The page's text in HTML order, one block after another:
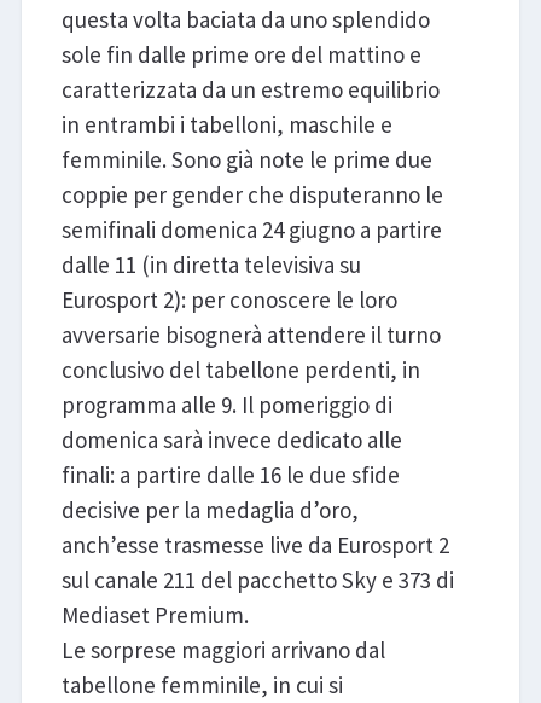
questa volta baciata da uno splendido
sole fin dalle prime ore del mattino e
caratterizzata da un estremo equilibrio
in entrambi i tabelloni, maschile e
femminile. Sono già note le prime due
coppie per gender che disputeranno le
semifinali domenica 24 giugno a partire
dalle 11 (in diretta televisiva su
Eurosport 2): per conoscere le loro
avversarie bisognerà attendere il turno
conclusivo del tabellone perdenti, in
programma alle 9. Il pomeriggio di
domenica sarà invece dedicato alle
finali: a partire dalle 16 le due sfide
decisive per la medaglia d’oro,
anch’esse trasmesse live da Eurosport 2
sul canale 211 del pacchetto Sky e 373 di
Mediaset Premium.
Le sorprese maggiori arrivano dal
tabellone femminile, in cui si